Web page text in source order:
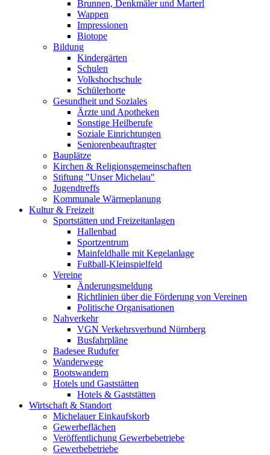
Brunnen, Denkmäler und Marterl
Wappen
Impressionen
Biotope
Bildung
Kindergärten
Schulen
Volkshochschule
Schülerhorte
Gesundheit und Soziales
Ärzte und Apotheken
Sonstige Heilberufe
Soziale Einrichtungen
Seniorenbeauftragter
Bauplätze
Kirchen & Religionsgemeinschaften
Stiftung "Unser Michelau"
Jugendtreffs
Kommunale Wärmeplanung
Kultur & Freizeit
Sportstätten und Freizeitanlagen
Hallenbad
Sportzentrum
Mainfeldhalle mit Kegelanlage
Fußball-Kleinspielfeld
Vereine
Änderungsmeldung
Richtlinien über die Förderung von Vereinen
Politische Organisationen
Nahverkehr
VGN Verkehrsverbund Nürnberg
Busfahrpläne
Badesee Rudufer
Wanderwege
Bootswandern
Hotels und Gaststätten
Hotels & Gaststätten
Wirtschaft & Standort
Michelauer Einkaufskorb
Gewerbeflächen
Veröffentlichung Gewerbebetriebe
Gewerbebetriebe